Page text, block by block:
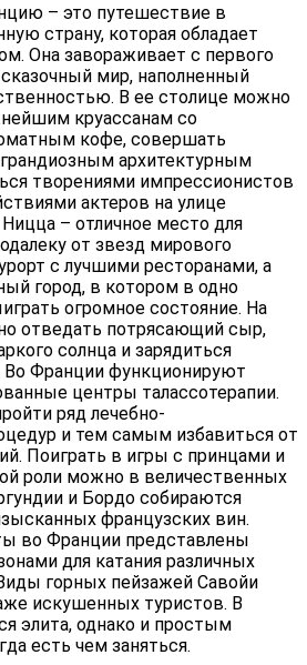
– это путешествие в
страну, которая обладает
Она завораживает с первого
сказочный мир, наполненный
В ее столице можно
круассанам со
кофе, совершать
архитектурным
творениями импрессионистов
актеров на улице
– отличное место для
от звезд мирового
с лучшими ресторанами, а
город, в котором в одно
огромное состояние. На
отведать потрясающий сыр,
солнца и зарядиться
Франции функционируют
центры талассотерапии.
ряд лечебно-
и тем самым избавиться от
Поиграть в игры с принцами и
роли можно в величественных
и Бордо собираются
французских вин.
во Франции представлены
для катания различных
горных пейзажей Савойи
искушенных туристов. В
элита, однако и простым
есть чем заняться.